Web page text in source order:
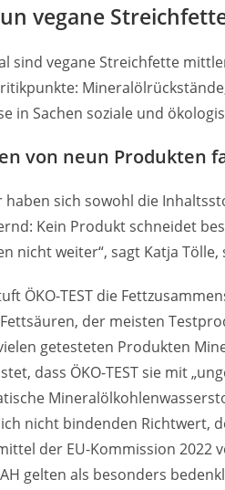
vegane
sind vegane Streichfette
in Sachen soziale und
von neun Produkten
sich sowohl die
Kein Produkt schneidet
nicht weiter“, sagt Katja
ÖKO-TEST die
der meisten
getesteten Produkten
dass ÖKO-TEST sie mit
nicht bindenden Richtwert,
der EU-Kommission 2022
gelten als besonders